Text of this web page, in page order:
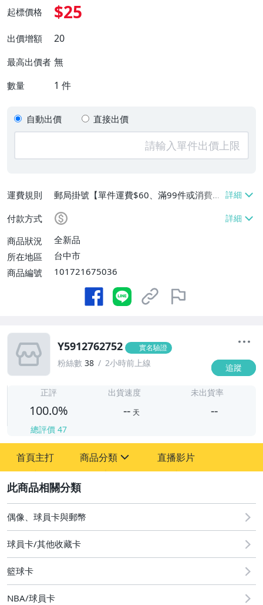
起標價格 $25
出價增額 20
最高出價者 無
數量 1 件
自動出價 直接出價
運費規則
郵局掛號【單件運費$60、滿99件或消費滿
$9999免運費】
付款方式
商品狀況
全新品
所在地區
台中市
商品編號
101721675036
Y5912762752 實名驗證
粉絲數 38 2小時前上線 追蹤
正評
100.0%
總評價 47
出貨速度
-- 天
未出貨率
--
首頁主打 商品分類
偶像、球員卡與郵幣
直播影片
偶像、球員卡與郵幣
球員卡/其他收藏卡
籃球卡
NBA/球員卡